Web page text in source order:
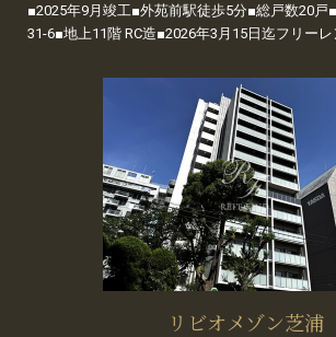
■2025年9月竣工■外苑前駅徒歩5分■総戸数20戸
31-6■地上11階 RC造■2026年3月15日迄フリーレ
リビオメゾン芝浦